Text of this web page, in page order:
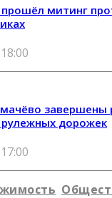
митинг
завершены
дорожек